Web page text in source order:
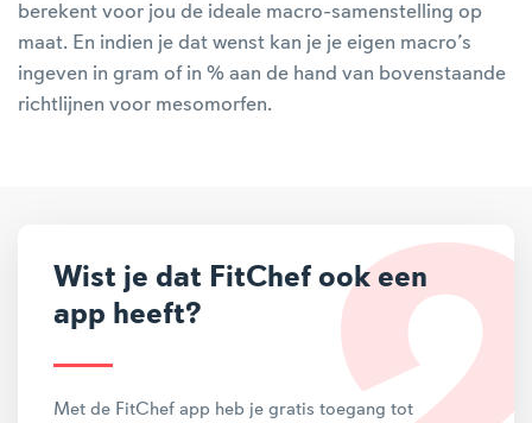
berekent voor jou de ideale macro-samenstelling op
maat. En indien je dat wenst kan je je eigen macro’s
ingeven in gram of in % aan de hand van bovenstaande
richtlijnen voor mesomorfen.
Wist je dat FitChef ook een
app heeft?
Met de FitChef app heb je gratis toegang tot